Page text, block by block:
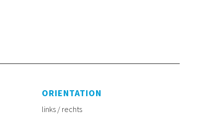
ORIENTATION
links / rechts